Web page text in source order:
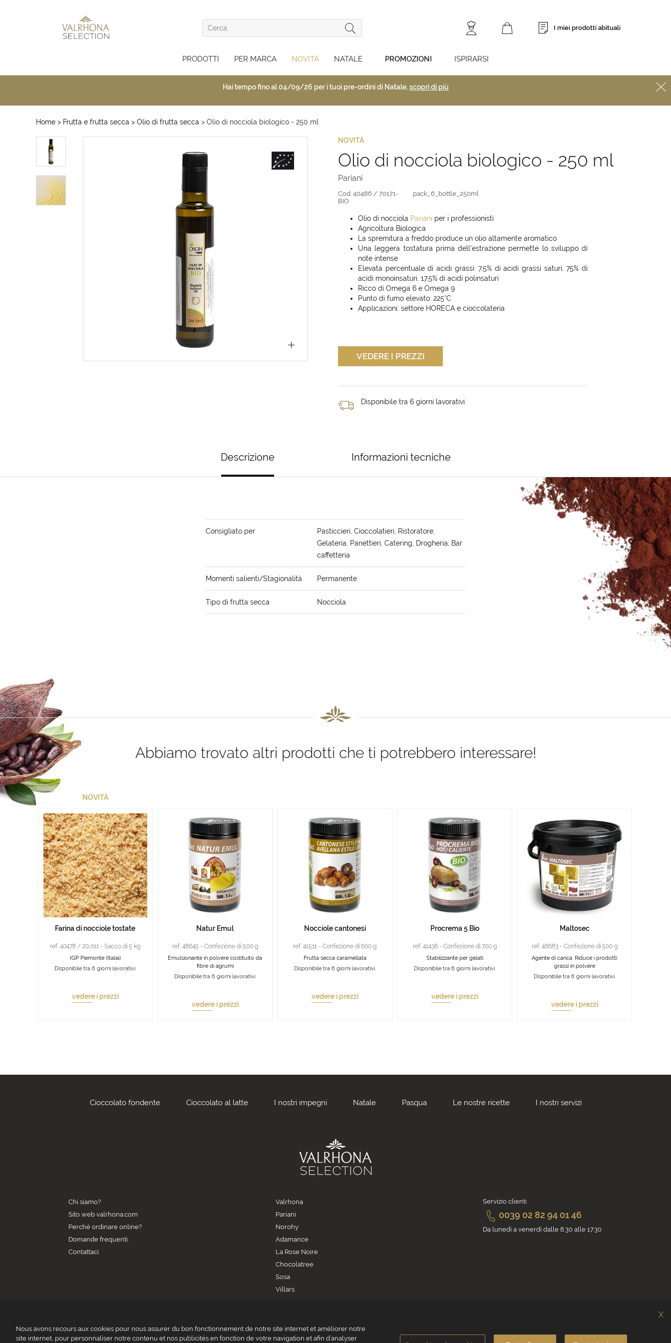
I miei prodotti abituali
PRODOTTI PER MARCA NOVITÀ NATALE PROMOZIONI ISPIRARSI
Hai tempo fino al 04/09/26 per i tuoi pre-ordini di Natale, scopri di più
Home > Frutta e frutta secca > Olio di frutta secca > Olio di nocciola biologico - 250 ml
NOVITÀ
Olio di nocciola biologico - 250 ml
Pariani
Cod: 40486 / 70171-
BIO
pack_6_bottle_250ml
Olio di nocciola Pariani per i professionisti
Agricoltura Biologica
La spremitura a freddo produce un olio altamente aromatico
Una leggera tostatura prima dell’estrazione permette lo sviluppo di
note intense
Elevata percentuale di acidi grassi: 7,5% di acidi grassi saturi, 75% di
acidi monoinsaturi, 17,5% di acidi polinsaturi
Ricco di Omega 6 e Omega 9
Punto di fumo elevato: 225°C
Applicazioni: settore HORECA e cioccolateria
VEDERE I PREZZI
Disponibile tra 6 giorni lavorativi.
Descrizione Informazioni tecniche
Consigliato per
Pasticcieri, Cioccolatieri, Ristoratore,
Gelateria, Panettieri, Catering, Drogheria, Bar
caffetteria
Momenti salienti/Stagionalità Permanente
Tipo di frutta secca Nocciola
Abbiamo trovato altri prodotti che ti potrebbero interessare!
NOVITÀ
Farina di nocciole tostate
ref. 40478 / 20,011 - Sacco di 5 kg
IGP Piemonte (Italia)
Disponibile tra 6 giorni lavorativi.
vedere i prezzi
Natur Emul
ref. 48645 - Confezione di 500 g
Emulsionante in polvere costituito da
fibre di agrumi
Disponibile tra 6 giorni lavorativi.
vedere i prezzi
Nocciole cantonesi
ref. 41511 - Confezione di 600 g
Frutta secca caramellata
Disponibile tra 6 giorni lavorativi.
vedere i prezzi
Procrema 5 Bio
ref. 41436 - Confezione di 700 g
Stabilizzante per gelati
Disponibile tra 6 giorni lavorativi.
vedere i prezzi
Maltosec
ref. 48683 - Confezione di 500 g
Agente di carica. Riduce i prodotti
grassi in polvere
Disponibile tra 6 giorni lavorativi.
vedere i prezzi
Cioccolato fondente Cioccolato al latte I nostri impegni Natale Pasqua Le nostre ricette I nostri servizi
Chi siamo?
Sito web valrhona.com
Perché ordinare online?
Domande frequenti
Contattaci
Valrhona
Pariani
Norohy
Adamance
La Rose Noire
Chocolatree
Sosa
Villars
Servizio clienti
0039 02 82 94 01 46
Da lunedì a venerdì dalle 8.30 alle 17.30
Nous avons recours aux cookies pour nous assurer du bon fonctionnement de notre site internet et améliorer notre
site internet, pour personnaliser notre contenu et nos publicités en fonction de votre navigation et afin d’analyser
X